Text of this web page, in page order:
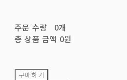
주문 수량
0개
총 상품 금액 0원
구매하기